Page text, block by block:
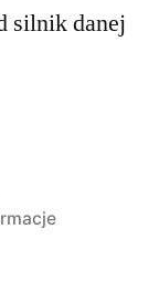
silnik danej